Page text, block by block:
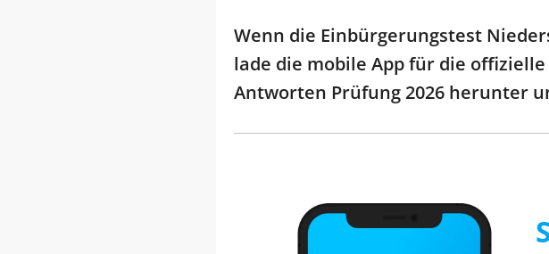
Wenn die Einbürgerungstest
lade die mobile App für die
Antworten Prüfung 2026 herunter